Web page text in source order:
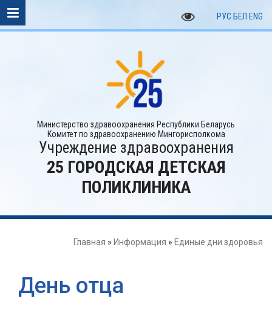
РУС БЕЛ ENG
Министерство здравоохранения Республики Беларусь
Комитет по здравоохранению Мингорисполкома
Учреждение здравоохранения
25 ГОРОДСКАЯ ДЕТСКАЯ
ПОЛИКЛИНИКА
Главная » Информация » Единые дни здоровья
День отца